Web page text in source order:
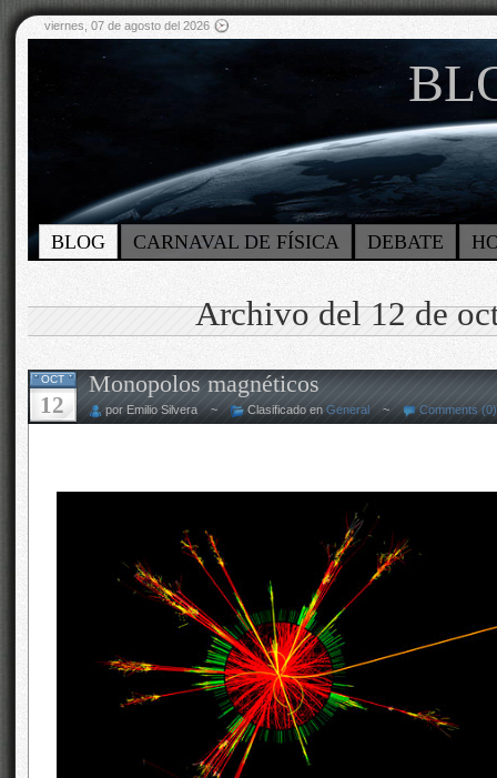
viernes, 07 de agosto del 2026
BLOG CARNAVAL DE FÍSICA DEBATE
Archivo del 12 de
OCT
12
Monopolos magnéticos
por Emilio Silvera ~ Clasificado en General ~ Comments (0)